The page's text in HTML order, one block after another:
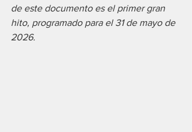
de este documento es el primer gran
hito, programado para el 31 de mayo de
2026.